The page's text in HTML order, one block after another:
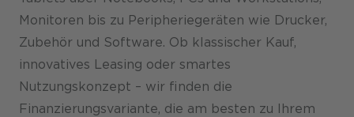
Monitoren bis zu Peripheriegeräten wie Drucker,
Zubehör und Software. Ob klassischer Kauf,
innovatives Leasing oder smartes
Nutzungskonzept – wir finden die
Finanzierungsvariante, die am besten zu Ihrem